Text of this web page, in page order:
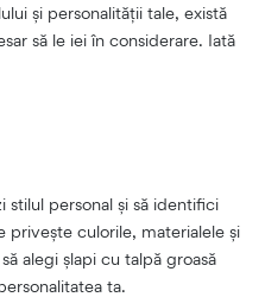
și personalității tale, există
să le iei în considerare. Iată
stilul personal și să identifici
privește culorile, materialele și
alegi șlapi cu talpă groasă
ta.